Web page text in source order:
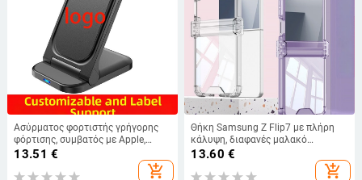
Ασύρματος φορτιστής γρήγορης
φόρτισης, συμβατός με Apple,
ορθοστάτης γραφείου 3-σε-1
13.51 €
add_shopping_cart
Θήκη Samsung Z Flip7 με πλήρη
κάλυψη, διαφανές μαλακό
περίβλημα, με πτυσσόμενη
πτώσεις, ελαφριά
13.60 €
add_shopping_cart